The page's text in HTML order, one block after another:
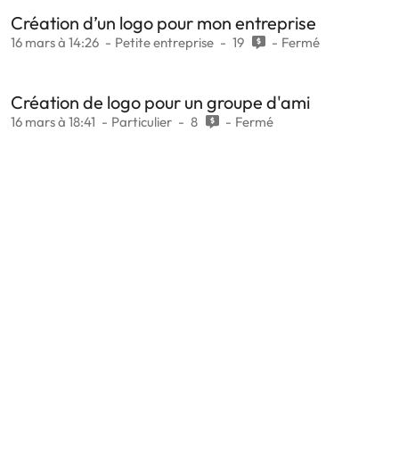
Création d’un logo pour mon entreprise
16 mars à 14:26 Petite entreprise 19 Fermé
Création de logo pour un groupe d'ami
16 mars à 18:41 Particulier 8 Fermé